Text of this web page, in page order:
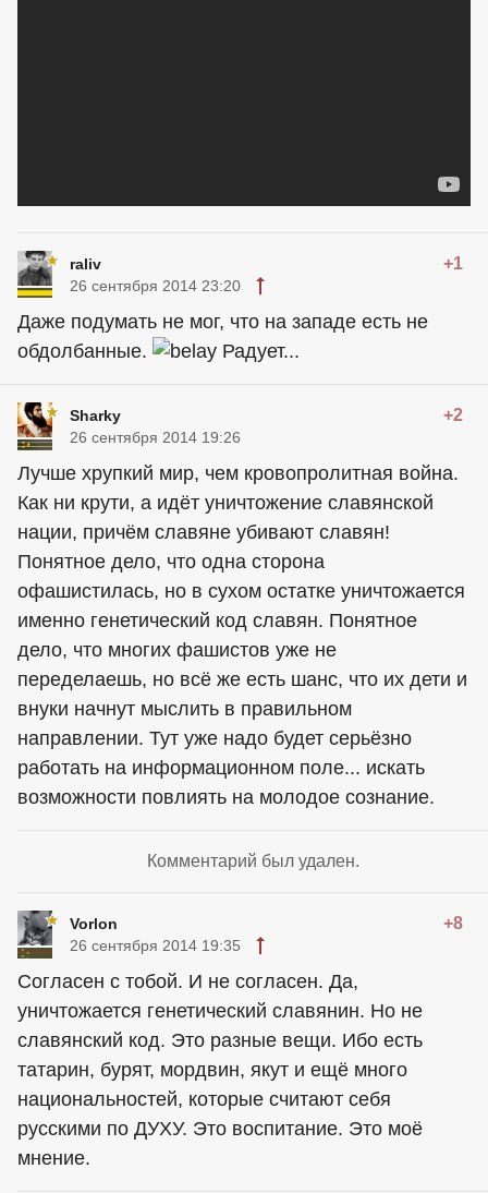
raliv +1
26 сентября 2014 23:20
Даже подумать не мог, что на западе есть не
обдолбанные.
Радует...
Sharky +2
26 сентября 2014 19:26
Лучше хрупкий мир, чем кровопролитная война.
Как ни крути, а идёт уничтожение славянской
нации, причём славяне убивают славян!
Понятное дело, что одна сторона
офашистилась, но в сухом остатке уничтожается
именно генетический код славян. Понятное
дело, что многих фашистов уже не
переделаешь, но всё же есть шанс, что их дети и
внуки начнут мыслить в правильном
направлении. Тут уже надо будет серьёзно
работать на информационном поле... искать
возможности повлиять на молодое сознание.
Комментарий был удален.
Vorlon +8
26 сентября 2014 19:35
Согласен с тобой. И не согласен. Да,
уничтожается генетический славянин. Но не
славянский код. Это разные вещи. Ибо есть
татарин, бурят, мордвин, якут и ещё много
национальностей, которые считают себя
русскими по ДУХУ. Это воспитание. Это моё
мнение.